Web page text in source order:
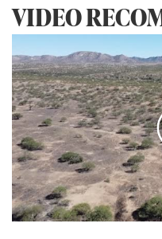
VIDEO
00:00/02:34